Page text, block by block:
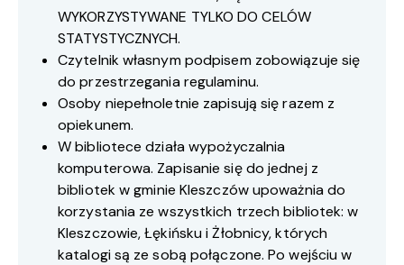
WYKORZYSTYWANE TYLKO DO CELÓW
STATYSTYCZNYCH.
Czytelnik własnym podpisem zobowiązuje się
do przestrzegania regulaminu.
Osoby niepełnoletnie zapisują się razem z
opiekunem.
W bibliotece działa wypożyczalnia
komputerowa. Zapisanie się do jednej z
bibliotek w gminie Kleszczów upoważnia do
korzystania ze wszystkich trzech bibliotek: w
Kleszczowie, Łękińsku i Żłobnicy, których
katalogi są ze sobą połączone. Po wejściu w